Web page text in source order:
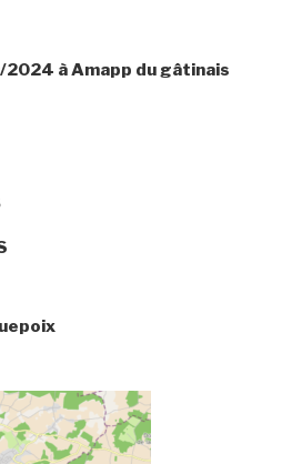
à Amapp du gâtinais